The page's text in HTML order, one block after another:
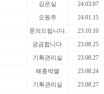
김은실
24.03.07
오동주
24.01.15
문의드립니다.
23.10.10
궁금합니다.
23.08.25
기획관리실
23.08.27
해충박멸
23.08.24
기획관리실
23.08.27